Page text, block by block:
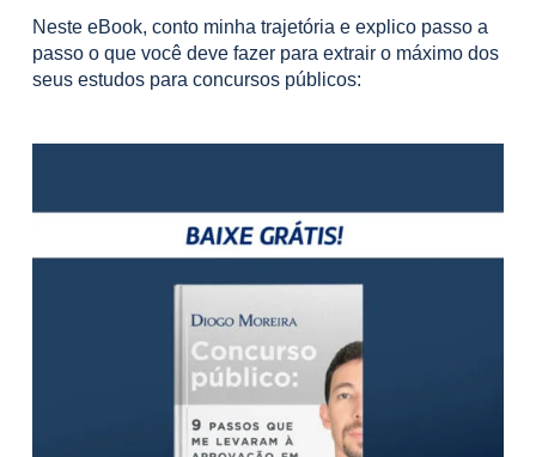
Neste eBook, conto minha trajetória e explico passo a
passo o que você deve fazer para extrair o máximo dos
seus estudos para concursos públicos: